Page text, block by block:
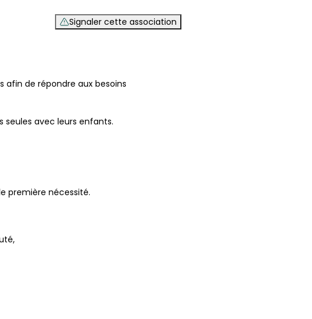
Signaler cette association
afin de répondre aux besoins
avec leurs enfants.
première nécessité.